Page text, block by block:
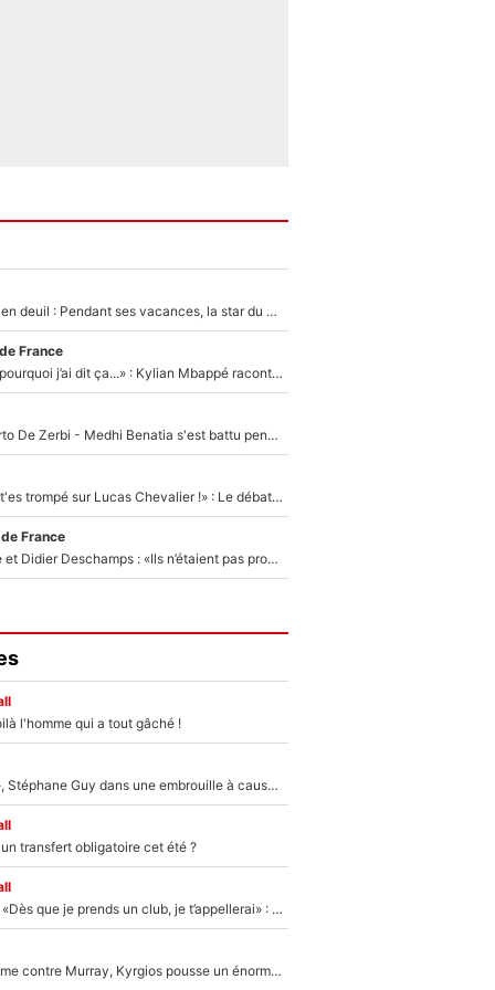
Antoine Dupont en deuil : Pendant ses vacances, la star du XV de France a perdu sa grand-mère
France
«Je ne sais pas pourquoi j’ai dit ça...» : Kylian Mbappé raconte sa première rencontre avec Zinédine Zidane (et c’est très drôle)
Départ de Roberto De Zerbi - Medhi Benatia s'est battu pendant six mois pour le retenir à l'OM, le PSG a été le naufrage de trop : «Je pars avec toi»
«Admets que tu t'es trompé sur Lucas Chevalier !» : Le débat sur le gardien du PSG vire au clash à l'After Foot
France
Zinédine Zidane et Didier Deschamps : «Ils n’étaient pas proches», les confidences d’un membre de l’équipe de France 1998 sur leur relation spéciale
l'homme qui a tout gâché !
«Détester à vie», Stéphane Guy dans une embrouille à cause du PSG !
transfert obligatoire cet été ?
Mercato - OM - «Dès que je prends un club, je t’appellerai» : La promesse de Marcelino au moment de claquer la porte
Victime de racisme contre Murray, Kyrgios pousse un énorme coup de gueule !